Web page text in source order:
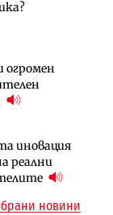
огромен
иновация
реални
само още
за
Italy
на
в
се охлажда
Данъчните
да бъдат
новини